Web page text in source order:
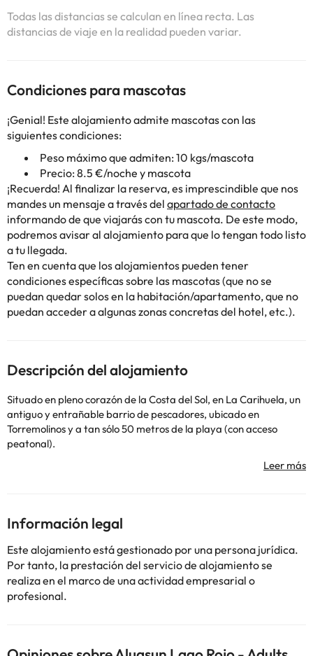
Todas las distancias se calculan en línea recta. Las
distancias de viaje en la realidad pueden variar.
Condiciones para mascotas
¡Genial! Este alojamiento admite mascotas con las
siguientes condiciones:
Peso máximo que admiten: 10 kgs/mascota
Precio: 8.5 €/noche y mascota
¡Recuerda! Al finalizar la reserva, es imprescindible que nos
mandes un mensaje a través del apartado de contacto
informando de que viajarás con tu mascota. De este modo,
podremos avisar al alojamiento para que lo tengan todo listo
a tu llegada.
Ten en cuenta que los alojamientos pueden tener
condiciones específicas sobre las mascotas (que no se
puedan quedar solos en la habitación/apartamento, que no
puedan acceder a algunas zonas concretas del hotel, etc.).
Descripción del alojamiento
Situado en pleno corazón de la Costa del Sol, en La Carihuela, un
antiguo y entrañable barrio de pescadores, ubicado en
Torremolinos y a tan sólo 50 metros de la playa (con acceso
peatonal).
El Hotel considerado adults recommended ofrece un ambiente
tranquilo, sin la presencia de los más pequeños. También el lugar
Además cuenta con servicio recepción 24 horas, restaurante con
las comidas tipo bufet y en el bar/salón podrás disfrutar de baile
y diversión nocturna.
Las habitaciones disponen de caja fuerte, conexión wifi gratuita,
aire acondicionado, calefacción, televisión, baño completo con
ducha o bañera y secador de pelo.
Información legal
Este alojamiento está gestionado por una persona jurídica.
Por tanto, la prestación del servicio de alojamiento se
realiza en el marco de una actividad empresarial o
profesional.